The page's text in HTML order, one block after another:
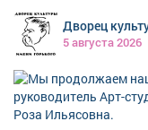
вы можете
всей области.
Дворец
5 августа 2026